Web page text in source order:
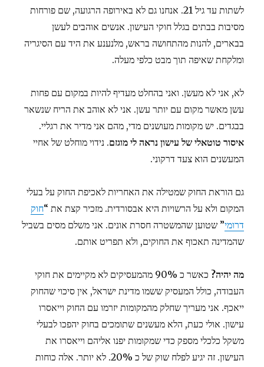
לשתות עד גיל 21. אנחנו גם לא באירופה הרגועה, שם פורחות
מסיבות בבתים בגלל חוקי העישון. אנשים אוהבים לעשן
בבארים, להנות מהתחושה בראש, מלנענע את היד עם הסיגריה
ומלקחת שאיפה תוך מבט כלפי מעלה.
לא, אני לא מעשן. ואני בהחלט מעדיף להיות במקום עם פחות
עשן מאשר מקום עם יותר עשן. אני לא אוהב את הריח שנשאר
בבגדים. יש מקומות מעושנים מדי, מהם אני מדיר את רגליי.
איסור טוטאלי של עישון נראה לי מוגזם. נידוי מוחלט של אחיי
המעשנים הוא צעד דרקוני.
גם הוראת החוק שמטילה את האחריות לאכיפת החוק על בעלי
המקום ולא על הרשויות היא אבסורדית. מזכיר קצת את “חוק
דרומי” שטוען שהמשטרה חסרת אונים. אני משלם מסים בשביל
שהמדינה תאכוף את החוקים, ולא תפריט אותם.
מה יהיה?
כאשר כ 90% מהמעסיקים לא מקיימים את חוקי
העבודה, כולל המעסיק ששמו מדינת ישראל, אין סיכוי שהחוק
ייאכף. אני מעריך שחלק מהמקומות יזרמו עם החוק וייאסרו
עישון. אולי כעת, הלא מעשנים שתומכים בחוק יהפכו לבעלי
משקל כלכלי מספק כדי שמקומות יפנו אליהם וייאסרו את
העישון. זה יגיע לפלח שוק של כ 20%. לא יותר. אלה כוחות